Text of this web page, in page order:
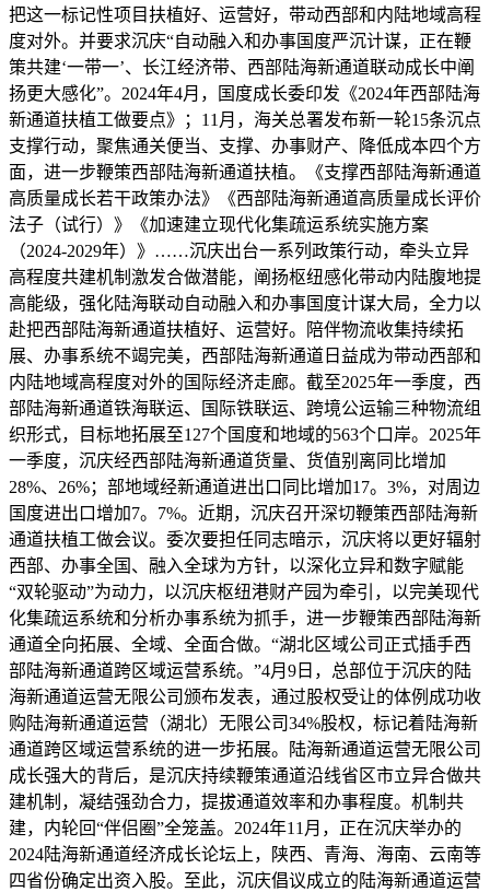
把这一标记性项目扶植好、运营好，带动西部和内陆地域高程
度对外。并要求沉庆“自动融入和办事国度严沉计谋，正在鞭
策共建‘一带一’、长江经济带、西部陆海新通道联动成长中阐
扬更大感化”。2024年4月，国度成长委印发《2024年西部陆海
新通道扶植工做要点》；11月，海关总署发布新一轮15条沉点
支撑行动，聚焦通关便当、支撑、办事财产、降低成本四个方
面，进一步鞭策西部陆海新通道扶植。《支撑西部陆海新通道
高质量成长若干政策办法》《西部陆海新通道高质量成长评价
法子（试行）》《加速建立现代化集疏运系统实施方案
（2024-2029年）》……沉庆出台一系列政策行动，牵头立异
高程度共建机制激发合做潜能，阐扬枢纽感化带动内陆腹地提
高能级，强化陆海联动自动融入和办事国度计谋大局，全力以
赴把西部陆海新通道扶植好、运营好。陪伴物流收集持续拓
展、办事系统不竭完美，西部陆海新通道日益成为带动西部和
内陆地域高程度对外的国际经济走廊。截至2025年一季度，西
部陆海新通道铁海联运、国际铁联运、跨境公运输三种物流组
织形式，目标地拓展至127个国度和地域的563个口岸。2025年
一季度，沉庆经西部陆海新通道货量、货值别离同比增加
28%、26%；部地域经新通道进出口同比增加17。3%，对周边
国度进出口增加7。7%。近期，沉庆召开深切鞭策西部陆海新
通道扶植工做会议。委次要担任同志暗示，沉庆将以更好辐射
西部、办事全国、融入全球为方针，以深化立异和数字赋能
“双轮驱动”为动力，以沉庆枢纽港财产园为牵引，以完美现代
化集疏运系统和分析办事系统为抓手，进一步鞭策西部陆海新
通道全向拓展、全域、全面合做。“湖北区域公司正式插手西
部陆海新通道跨区域运营系统。”4月9日，总部位于沉庆的陆
海新通道运营无限公司颁布发表，通过股权受让的体例成功收
购陆海新通道运营（湖北）无限公司34%股权，标记着陆海新
通道跨区域运营系统的进一步拓展。陆海新通道运营无限公司
成长强大的背后，是沉庆持续鞭策通道沿线省区市立异合做共
建机制，凝结强劲合力，提拔通道效率和办事程度。机制共
建，内轮回“伴侣圈”全笼盖。2024年11月，正在沉庆举办的
2024陆海新通道经济成长论坛上，陕西、青海、海南、云南等
四省份确定出资入股。至此，沉庆倡议成立的陆海新通道运营